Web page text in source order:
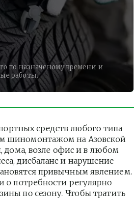
по назначеному времени и
работы.
средств любого типа
шиномонтажом на Азовской
дома, возле офис и в любом
дисбаланс и нарушение
привычным явлением.
о потребности регулярно
по сезону. Чтобы тратить